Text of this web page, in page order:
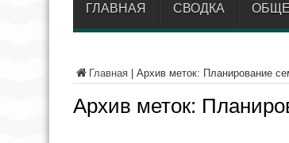
ГЛАВНАЯ СВОДКА
Главная Архив меток: Планирование
Архив меток: